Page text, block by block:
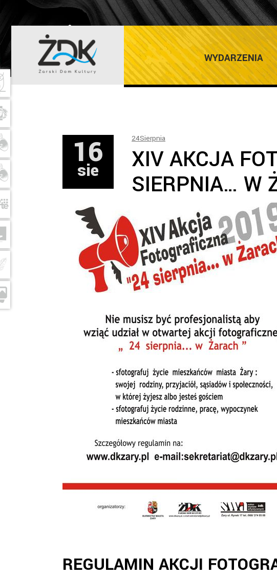
WYDARZENIA
ŻARSKI DOM
16
sie
24Sierpnia
XIV AKCJA
SIERPNIA… W
REGULAMIN AKCJI